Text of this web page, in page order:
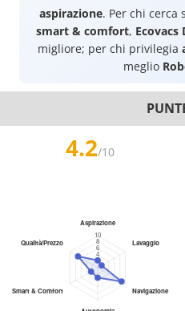
aspirazione. Per chi cerca
smart & comfort, Ecovacs
migliore; per chi privilegia
meglio
4.2/10